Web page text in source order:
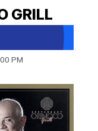
GRILL
PM